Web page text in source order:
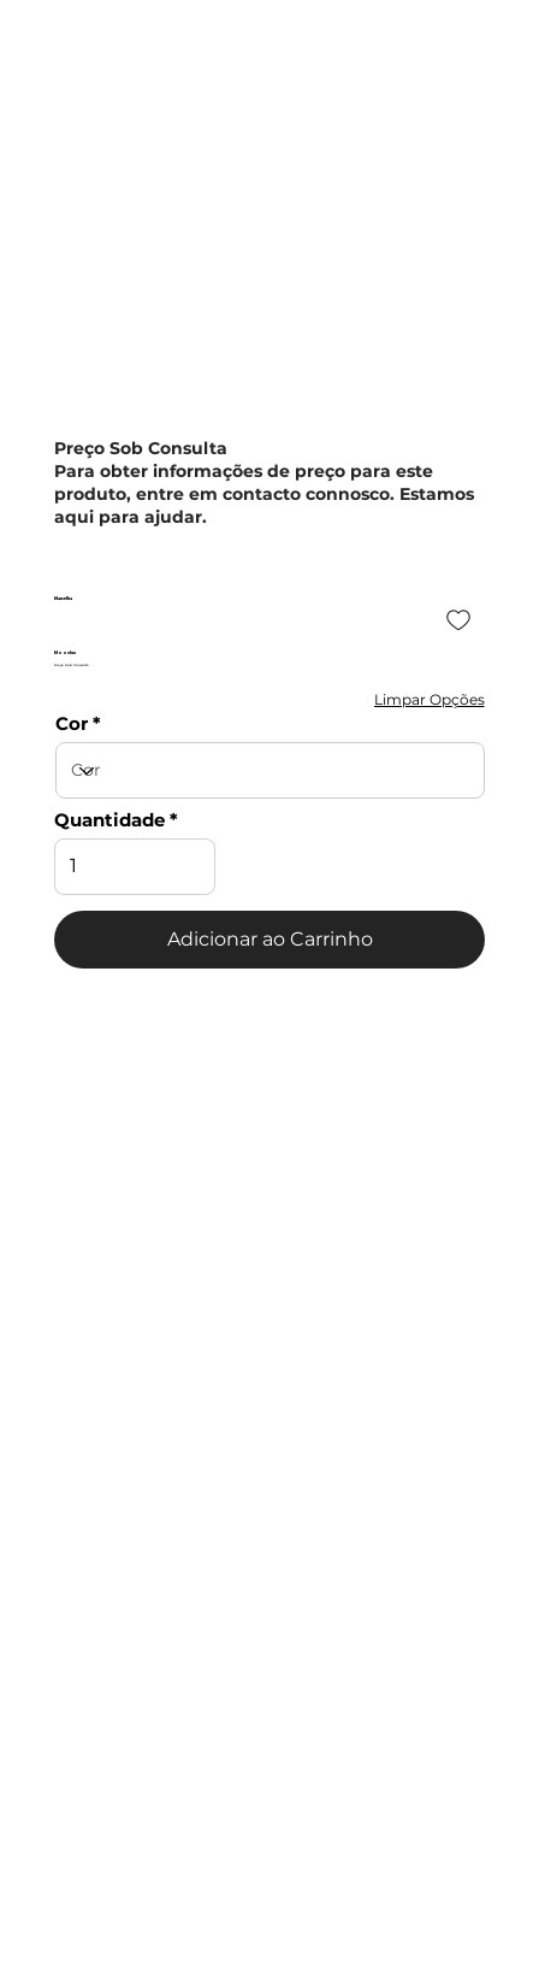
Marselha
Moovlux
Preço Sob Consulta
Limpar Opções
Cor
Quantidade
Adicionar ao Carrinho
Preço Sob Consulta
Para obter informações de preço para este
produto, entre em contacto connosco. Estamos
aqui para ajudar.